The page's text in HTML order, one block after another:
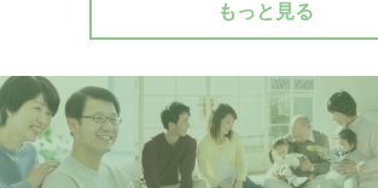
もっと見る